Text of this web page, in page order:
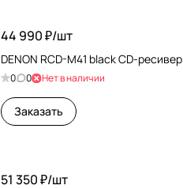
44 990 ₽/шт
DENON RCD-M41 black CD-ресивер
0 0 Нет в наличии
Заказать
51 350 ₽/шт